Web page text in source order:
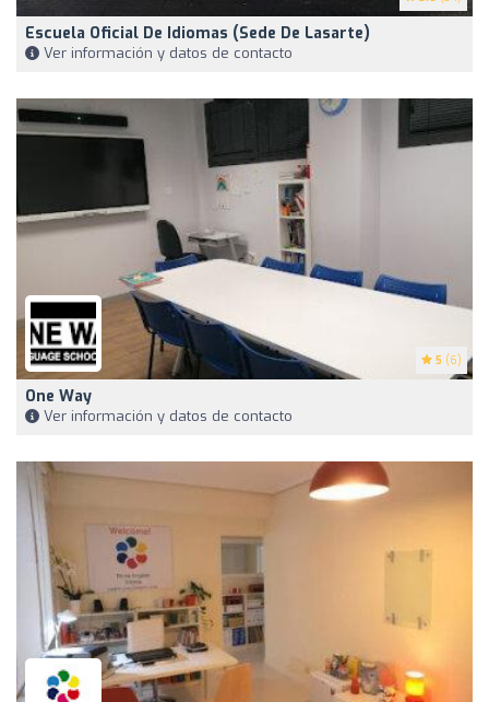
Escuela Oficial De Idiomas (Sede De Lasarte)
Ver información y datos de contacto
5 (6)
One Way
Ver información y datos de contacto